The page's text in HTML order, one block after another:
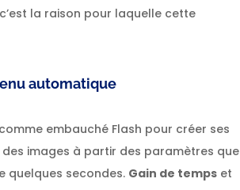
la raison pour laquelle cette
automatique
embauché Flash pour créer ses
images à partir des paramètres que
quelques secondes. Gain de temps et